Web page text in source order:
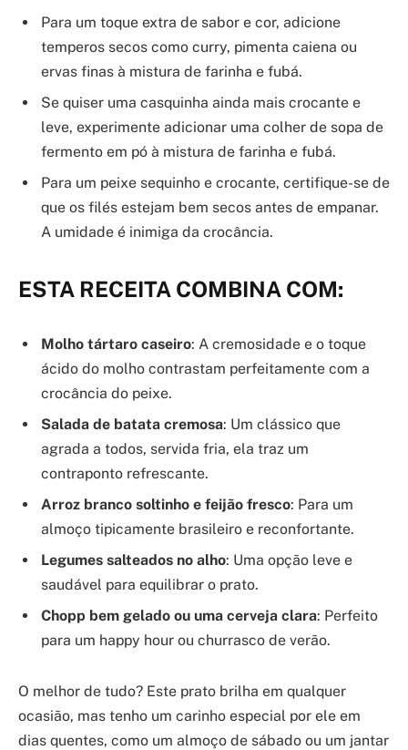
Para um toque extra de sabor e cor, adicione
temperos secos como curry, pimenta caiena ou
ervas finas à mistura de farinha e fubá.
Se quiser uma casquinha ainda mais crocante e
leve, experimente adicionar uma colher de sopa de
fermento em pó à mistura de farinha e fubá.
Para um peixe sequinho e crocante, certifique-se de
que os filés estejam bem secos antes de empanar.
A umidade é inimiga da crocância.
ESTA RECEITA COMBINA COM:
Molho tártaro caseiro: A cremosidade e o toque
ácido do molho contrastam perfeitamente com a
crocância do peixe.
Salada de batata cremosa: Um clássico que
agrada a todos, servida fria, ela traz um
contraponto refrescante.
Arroz branco soltinho e feijão fresco: Para um
almoço tipicamente brasileiro e reconfortante.
Legumes salteados no alho: Uma opção leve e
saudável para equilibrar o prato.
Chopp bem gelado ou uma cerveja clara: Perfeito
para um happy hour ou churrasco de verão.
O melhor de tudo? Este prato brilha em qualquer
ocasião, mas tenho um carinho especial por ele em
dias quentes, como um almoço de sábado ou um jantar